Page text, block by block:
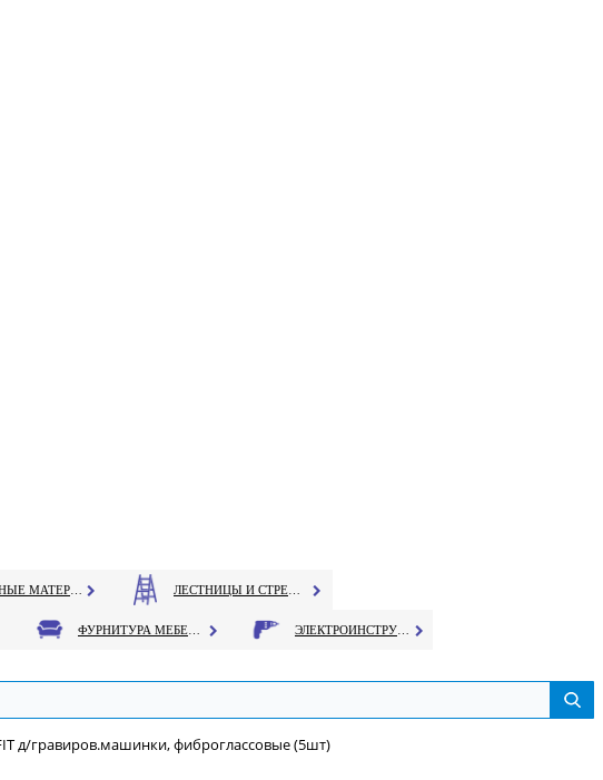
д/гравиров.машинки, фиброглассовые (5шт)